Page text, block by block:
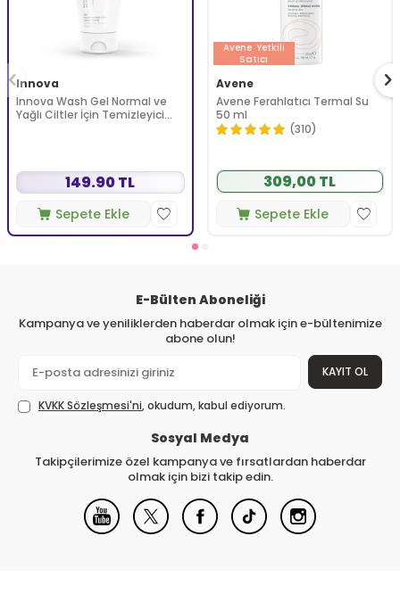
Innova
Innova Wash Gel Normal ve
Yağlı Ciltler İçin Temizleyici
149.90 TL
Sepete Ekle
Avene Yetkili
Satıcı
Avene
Avene Ferahlatıcı Termal Su
50 ml
(310)
309,00 TL
Sepete Ekle
E-Bülten Aboneliği
Kampanya ve yeniliklerden haberdar olmak için e-bültenimize
abone olun!
KAYIT OL
KVKK Sözleşmesi'ni, okudum, kabul ediyorum.
Sosyal Medya
Takipçilerimize özel kampanya ve fırsatlardan haberdar
olmak için bizi takip edin.